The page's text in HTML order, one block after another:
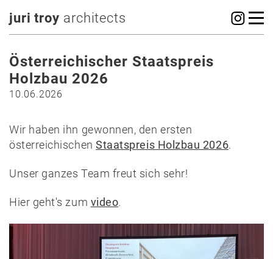
juri troy architects
Österreichischer Staatspreis
Holzbau 2026
10.06.2026
Wir haben ihn gewonnen, den ersten
österreichischenStaatspreis Holzbau 2026.
Unser ganzes Team freut sich sehr!
Hier geht's zum video.